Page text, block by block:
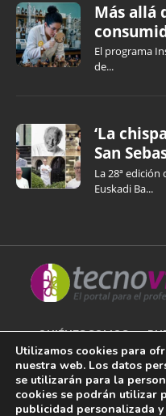
Más allá
El programa
de...
‘La
San
La 28ª
Euskadi Ba...
QUIÉNES SOMOS
AVISO LEGAL
POLÍTICA DE COOKIES
Utilizamos cookies para
nuestra web. Los datos
se utilizarán para la
cookies se podrán utilizar
publicidad personalizada